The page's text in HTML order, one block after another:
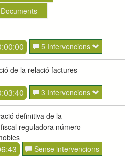
Documents
5 Intervencions
de la relació factures
3 Intervencions
definitiva de la
reguladora número
Sense intervencions